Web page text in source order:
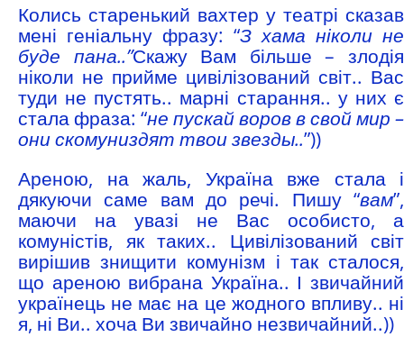
Колись старенький вахтер у театрі сказав
мені геніальну фразу: “З хама ніколи не
буде пана..”Скажу Вам більше – злодія
ніколи не прийме цивілізований світ.. Вас
туди не пустять.. марні старання.. у них є
стала фраза: “не пускай воров в свой мир –
они скомуниздят твои звезды..”))
Ареною, на жаль, Україна вже стала і
дякуючи саме вам до речі. Пишу “вам”,
маючи на увазі не Вас особисто, а
комуністів, як таких.. Цивілізований світ
вирішив знищити комунізм і так сталося,
що ареною вибрана Україна.. І звичайний
українець не має на це жодного впливу.. ні
я, ні Ви.. хоча Ви звичайно незвичайний..))